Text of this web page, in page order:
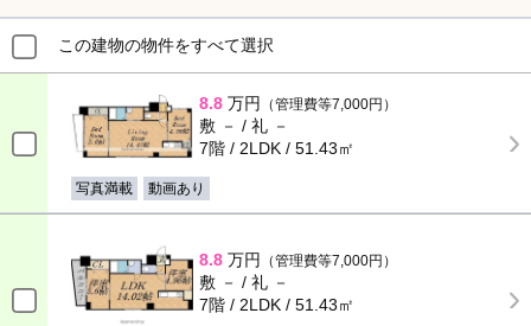
この建物の物件をすべて選択
8.8 万円 （管理費等7,000円）
敷 － / 礼 －
7階 / 2LDK / 51.43㎡
写真満載 動画あり
8.8 万円 （管理費等7,000円）
敷 － / 礼 －
7階 / 2LDK / 51.43㎡